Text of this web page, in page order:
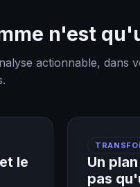
n'est
actionnable, dans
le
Un
pas